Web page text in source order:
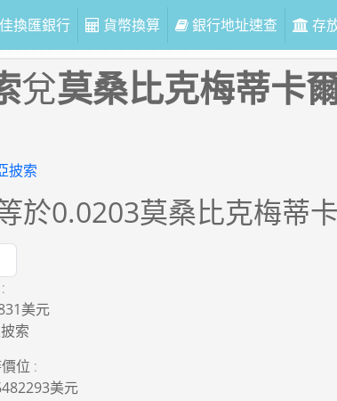
換匯銀行 貨幣換算 銀行地址速查 存
兌莫桑比克梅蒂卡
披索
於0.0203莫桑比克梅蒂
美元
索
位 :
美元